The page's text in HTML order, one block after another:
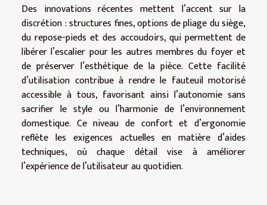
Des innovations récentes mettent l’accent sur la
discrétion : structures fines, options de pliage du siège,
du repose-pieds et des accoudoirs, qui permettent de
libérer l’escalier pour les autres membres du foyer et
de préserver l’esthétique de la pièce. Cette facilité
d’utilisation contribue à rendre le fauteuil motorisé
accessible à tous, favorisant ainsi l’autonomie sans
sacrifier le style ou l’harmonie de l’environnement
domestique. Ce niveau de confort et d’ergonomie
reflète les exigences actuelles en matière d’aides
techniques, où chaque détail vise à améliorer
l’expérience de l’utilisateur au quotidien.